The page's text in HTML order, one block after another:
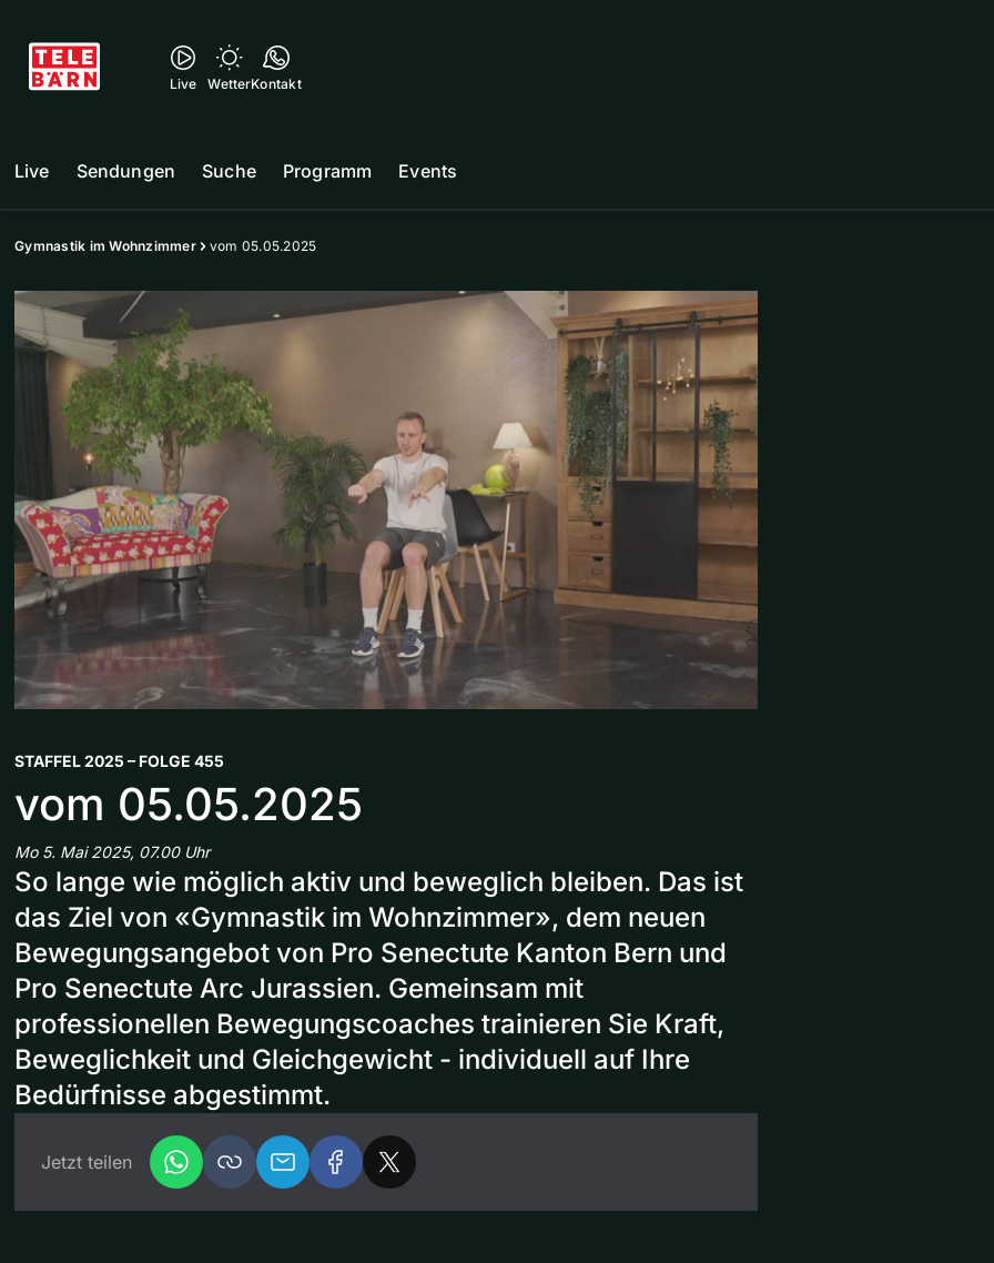
Live WetterKontakt
Live Sendungen Suche Programm Events
Gymnastik im Wohnzimmer vom 05.05.2025
STAFFEL 2025 – FOLGE 455
vom 05.05.2025
Mo 5. Mai 2025, 07.00 Uhr
So lange wie möglich aktiv und beweglich bleiben. Das ist
das Ziel von «Gymnastik im Wohnzimmer», dem neuen
Bewegungsangebot von Pro Senectute Kanton Bern und
Pro Senectute Arc Jurassien. Gemeinsam mit
professionellen Bewegungscoaches trainieren Sie Kraft,
Beweglichkeit und Gleichgewicht - individuell auf Ihre
Bedürfnisse abgestimmt.
Jetzt teilen